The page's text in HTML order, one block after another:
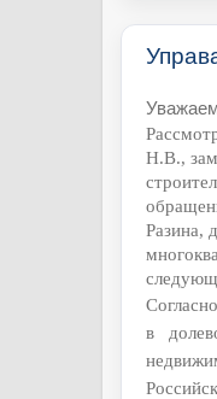
Н.В.,
Разина,
в